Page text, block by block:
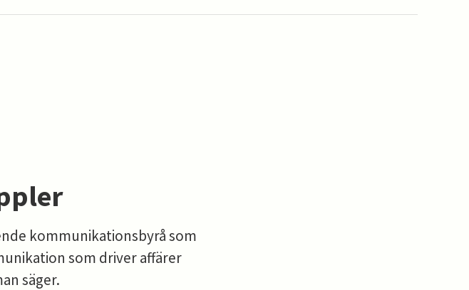
kommunikationsbyrå som
som driver affärer
säger.